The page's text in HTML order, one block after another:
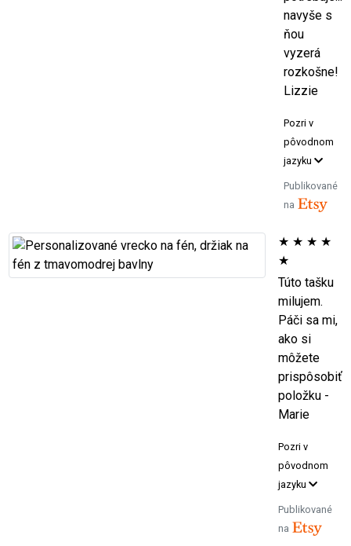
navyše s
ňou
vyzerá
rozkošne!
Lizzie
Pozri v
pôvodnom
jazyku
Publikované
na
★ ★ ★ ★
★
Túto tašku
milujem.
Páči sa mi,
ako si
môžete
prispôsobiť
položku -
Marie
Pozri v
pôvodnom
jazyku
Publikované
na